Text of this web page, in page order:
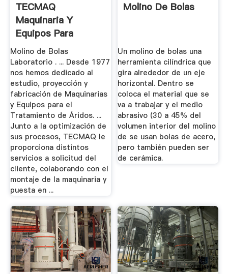
TECMAQ
Maquinaria Y
Equipos Para
Minería ...
Molino de Bolas
Laboratorio . ... Desde 1977
nos hemos dedicado al
estudio, proyección y
fabricación de Maquinarias
y Equipos para el
Tratamiento de Áridos. ...
Junto a la optimización de
sus procesos, TECMAQ le
proporciona distintos
servicios a solicitud del
cliente, colaborando con el
montaje de la maquinaria y
puesta en ...
Molino De Bolas
Un molino de bolas una
herramienta cilíndrica que
gira alrededor de un eje
horizontal. Dentro se
coloca el material que se
va a trabajar y el medio
abrasivo (30 a 45% del
volumen interior del molino
de se usan bolas de acero,
pero también pueden ser
de cerámica.